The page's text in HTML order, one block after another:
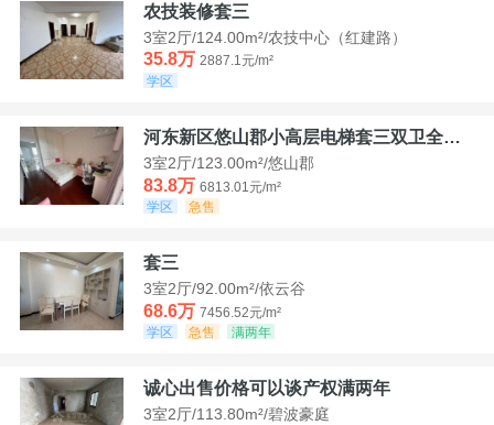
农技装修套三
3室2厅/124.00m²/农技中心（红建路）
35.8万 2887.1元/m²
学区
河东新区悠山郡小高层电梯套三双卫全装带家具家电
3室2厅/123.00m²/悠山郡
83.8万 6813.01元/m²
学区
急售
套三
3室2厅/92.00m²/依云谷
68.6万 7456.52元/m²
学区
急售 满两年
诚心出售价格可以谈产权满两年
3室2厅/113.80m²/碧波豪庭